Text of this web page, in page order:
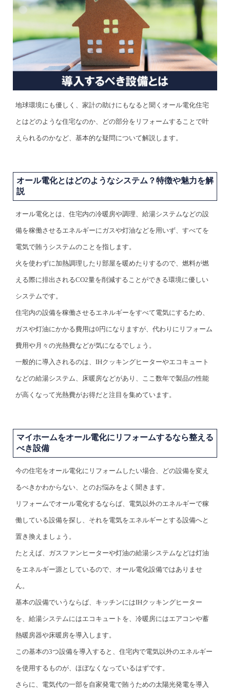
地球環境にも優しく、家計の助けにもなると聞くオール電化住宅
とはどのような住宅なのか、どの部分をリフォームすることで叶
えられるのかなど、基本的な疑問について解説します。
オール電化とはどのようなシステム？特徴や魅力を解
説
オール電化とは、住宅内の冷暖房や調理、給湯システムなどの設
備を稼働させるエネルギーにガスや灯油などを用いず、すべてを
電気で賄うシステムのことを指します。
火を使わずに加熱調理したり部屋を暖めたりするので、燃料が燃
える際に排出されるCO2量を削減することができる環境に優しい
システムです。
住宅内の設備を稼働させるエネルギーをすべて電気にするため、
ガスや灯油にかかる費用は0円になりますが、代わりにリフォーム
費用や月々の光熱費などが気になるでしょう。
一般的に導入されるのは、IHクッキングヒーターやエコキュート
などの給湯システム、床暖房などがあり、ここ数年で製品の性能
が高くなって光熱費がお得だと注目を集めています。
マイホームをオール電化にリフォームするなら整える
べき設備
今の住宅をオール電化にリフォームしたい場合、どの設備を変え
るべきかわからない、とのお悩みをよく聞きます。
リフォームでオール電化するならば、電気以外のエネルギーで稼
働している設備を探し、それを電気をエネルギーとする設備へと
置き換えましょう。
たとえば、ガスファンヒーターや灯油の給湯システムなどは灯油
をエネルギー源としているので、オール電化設備ではありませ
ん。
基本の設備でいうならば、キッチンにはIHクッキングヒーター
を、給湯システムにはエコキュートを、冷暖房にはエアコンや蓄
熱暖房器や床暖房を導入します。
この基本の3つ設備を導入すると、住宅内で電気以外のエネルギー
を使用するものが、ほぼなくなっているはずです。
さらに、電気代の一部を自家発電で賄うための太陽光発電を導入